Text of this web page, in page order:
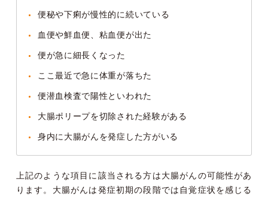
便秘や下痢が慢性的に続いている
血便や鮮血便、粘血便が出た
便が急に細長くなった
ここ最近で急に体重が落ちた
便潜血検査で陽性といわれた
大腸ポリープを切除された経験がある
身内に大腸がんを発症した方がいる
上記のような項目に該当される方は大腸がんの可能性があ
ります。大腸がんは発症初期の段階では自覚症状を感じる